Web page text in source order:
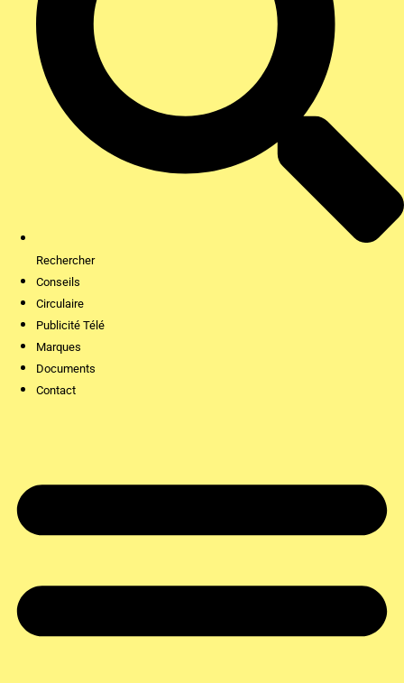
Rechercher
Conseils
Circulaire
Publicité Télé
Marques
Documents
Contact